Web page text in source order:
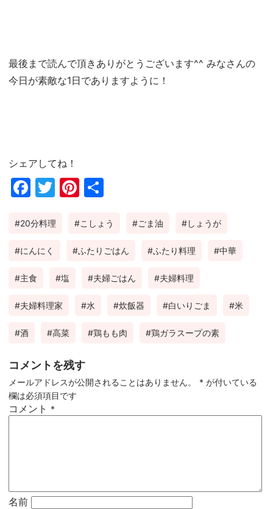
最後まで読んで頂きありがとうございます^^ みなさんの
今日が素敵な1日でありますように！
シェアしてね！
Fac
ok
Twi
Pin
est
20分料理 こしょう ごま油 しょうが
にんにく ふたりごはん ふたり料理 中華
主食 塩 夫婦ごはん 夫婦料理
夫婦料理家 水 炊飯器 白いりごま 米
酒 高菜 鶏もも肉 鶏ガラスープの素
コメントを残す
メールアドレスが公開されることはありません。 * が付いている
欄は必須項目です
コメント *
名前